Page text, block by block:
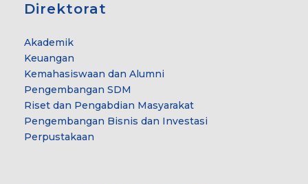
Direktorat
Akademik
Keuangan
Kemahasiswaan dan Alumni
Pengembangan SDM
Riset dan Pengabdian Masyarakat
Pengembangan Bisnis dan Investasi
Perpustakaan